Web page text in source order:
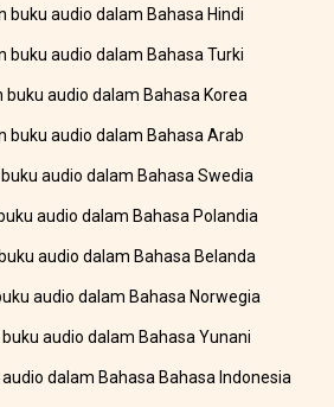
buku audio dalam Bahasa Hindi
buku audio dalam Bahasa Turki
buku audio dalam Bahasa Korea
buku audio dalam Bahasa Arab
audio dalam Bahasa Swedia
audio dalam Bahasa Polandia
audio dalam Bahasa Belanda
audio dalam Bahasa Norwegia
audio dalam Bahasa Yunani
dalam Bahasa Bahasa Indonesia